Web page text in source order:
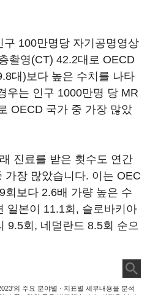
100만명당 자기공명영상
촬영(CT) 42.2대로 OECD
대)보다 높은 수치를 나타
우는 인구 1000만명 당 MR
OECD 국가 중 가장 많았
진료를 받은 횟수도 연간
가장 많았습니다. 이는 OEC
회보다 2.6배 가량 높은 수
일본이 11.1회, 슬로바키아
9.5회, 네덜란드 8.5회 순으
의 주요 분야별 · 지표별 세부내용을 분석